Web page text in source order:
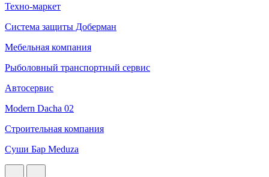
Техно-маркет
Система защиты Доберман
Мебельная компания
Рыболовный транспортный сервис
Автосервис
Modern Dacha 02
Строительная компания
Суши Бар Meduza